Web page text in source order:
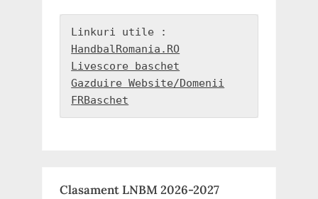
HandbalRomania.RO
Livescore baschet
Gazduire Website/Domenii
FRBaschet
Clasament LNBM 2026-2027